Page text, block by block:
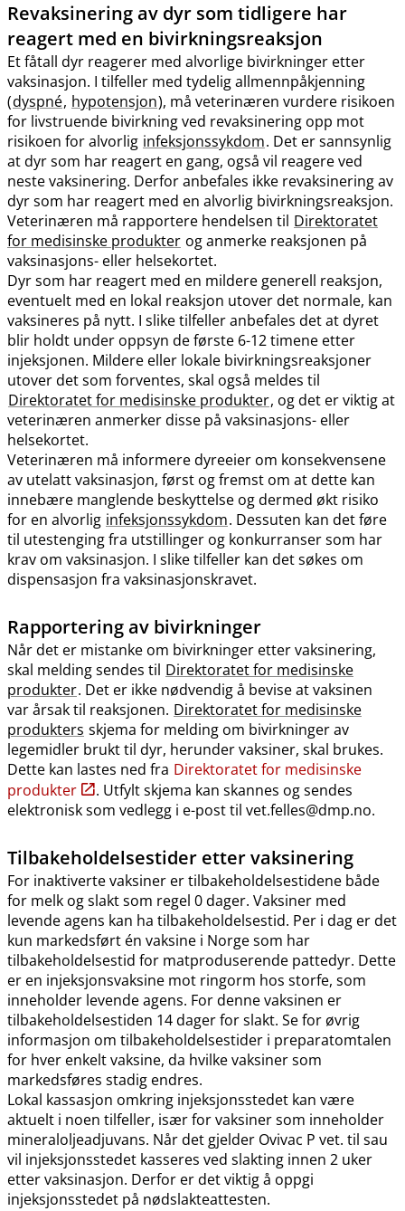
Revaksinering av dyr som tidligere har
reagert med en bivirkningsreaksjon
Et fåtall dyr reagerer med alvorlige bivirkninger etter
vaksinasjon. I tilfeller med tydelig allmennpåkjenning
(dyspné, hypotensjon), må veterinæren vurdere risikoen
for livstruende bivirkning ved revaksinering opp mot
risikoen for alvorlig infeksjonssykdom. Det er sannsynlig
at dyr som har reagert en gang, også vil reagere ved
neste vaksinering. Derfor anbefales ikke revaksinering av
dyr som har reagert med en alvorlig bivirkningsreaksjon.
Veterinæren må rapportere hendelsen til Direktoratet
for medisinske produkter og anmerke reaksjonen på
vaksinasjons- eller helsekortet.
Dyr som har reagert med en mildere generell reaksjon,
eventuelt med en lokal reaksjon utover det normale, kan
vaksineres på nytt. I slike tilfeller anbefales det at dyret
blir holdt under oppsyn de første 6-12 timene etter
injeksjonen. Mildere eller lokale bivirkningsreaksjoner
utover det som forventes, skal også meldes til
Direktoratet for medisinske produkter, og det er viktig at
veterinæren anmerker disse på vaksinasjons- eller
helsekortet.
Veterinæren må informere dyreeier om konsekvensene
av utelatt vaksinasjon, først og fremst om at dette kan
innebære manglende beskyttelse og dermed økt risiko
for en alvorlig infeksjonssykdom. Dessuten kan det føre
til utestenging fra utstillinger og konkurranser som har
krav om vaksinasjon. I slike tilfeller kan det søkes om
dispensasjon fra vaksinasjonskravet.
Rapportering av bivirkninger
Når det er mistanke om bivirkninger etter vaksinering,
skal melding sendes til Direktoratet for medisinske
produkter. Det er ikke nødvendig å bevise at vaksinen
var årsak til reaksjonen. Direktoratet for medisinske
produkters skjema for melding om bivirkninger av
legemidler brukt til dyr, herunder vaksiner, skal brukes.
Dette kan lastes ned fra Direktoratet for medisinske
produkter
. Utfylt skjema kan skannes og sendes
elektronisk som vedlegg i e-post til vet.felles@dmp.no.
Tilbakeholdelsestider etter vaksinering
For inaktiverte vaksiner er tilbakeholdelsestidene både
for melk og slakt som regel 0 dager. Vaksiner med
levende agens kan ha tilbakeholdelsestid. Per i dag er det
kun markedsført én vaksine i Norge som har
tilbakeholdelsestid for matproduserende pattedyr. Dette
er en injeksjonsvaksine mot ringorm hos storfe, som
inneholder levende agens. For denne vaksinen er
tilbakeholdelsestiden 14 dager for slakt. Se for øvrig
informasjon om tilbakeholdelsestider i preparatomtalen
for hver enkelt vaksine, da hvilke vaksiner som
markedsføres stadig endres.
Lokal kassasjon omkring injeksjonsstedet kan være
aktuelt i noen tilfeller, især for vaksiner som inneholder
mineraloljeadjuvans. Når det gjelder Ovivac P vet. til sau
vil injeksjonsstedet kasseres ved slakting innen 2 uker
etter vaksinasjon. Derfor er det viktig å oppgi
injeksjonsstedet på nødslakteattesten.